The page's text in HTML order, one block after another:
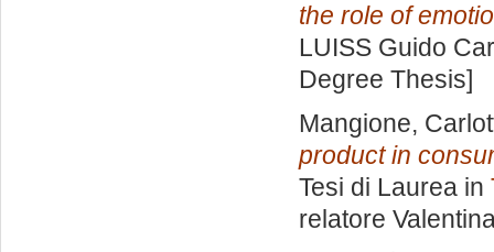
the role of
LUISS Guido
Degree Thesis]
Mangione,
product in
Tesi di Laurea in
relatore